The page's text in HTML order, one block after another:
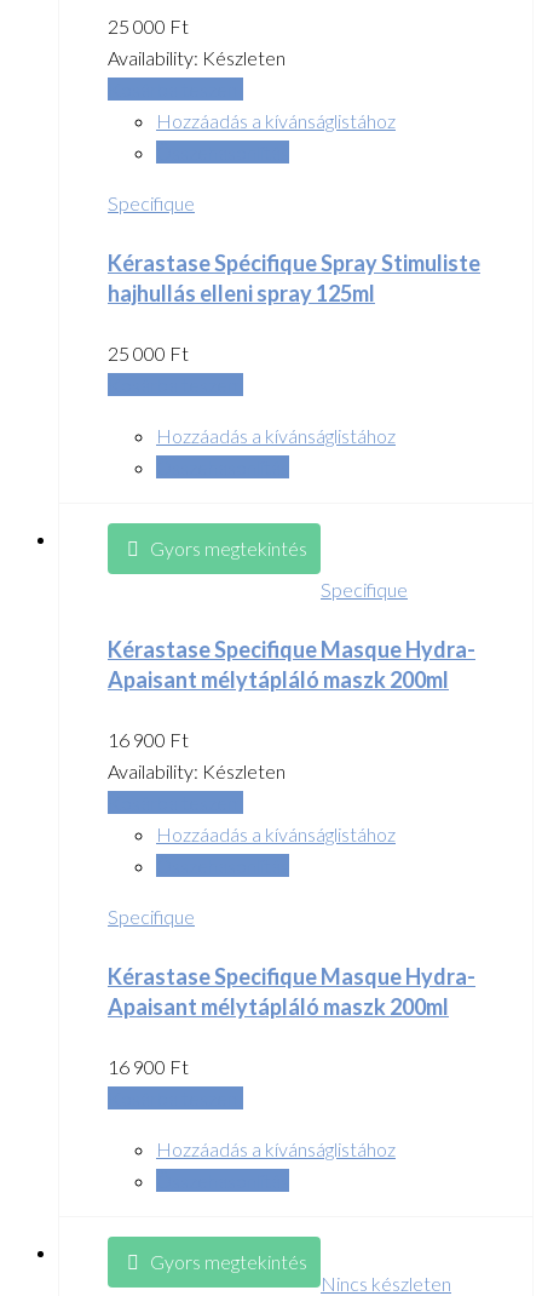
25 000 Ft
Availability: Készleten
Hozzáadás a kívánságlistához
Specifique
Kérastase Spécifique Spray Stimuliste
hajhullás elleni spray 125ml
25 000 Ft
Hozzáadás a kívánságlistához
Gyors megtekintés
Specifique
Kérastase Specifique Masque Hydra-
Apaisant mélytápláló maszk 200ml
16 900 Ft
Availability: Készleten
Hozzáadás a kívánságlistához
Specifique
Kérastase Specifique Masque Hydra-
Apaisant mélytápláló maszk 200ml
16 900 Ft
Hozzáadás a kívánságlistához
Gyors megtekintés
Nincs készleten